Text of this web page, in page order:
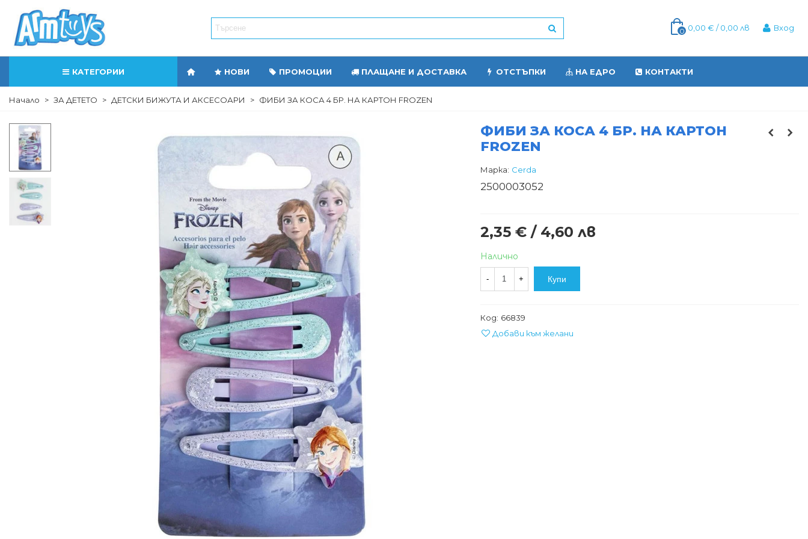
0 0,00 € / 0,00 лв Вход
КАТЕГОРИИ НОВИ ПРОМОЦИИ ПЛАЩАНЕ И ДОСТАВКА ОТСТЪПКИ НА ЕДРО КОНТАКТИ
Начало > ЗА ДЕТЕТО > ДЕТСКИ БИЖУТА И АКСЕСОАРИ > ФИБИ ЗА КОСА 4 БР. НА КАРТОН FROZEN
ФИБИ ЗА КОСА 4 БР. НА КАРТОН
FROZEN
Марка: Cerda
2500003052
2,35 € / 4,60 лв
Налично
- + Купи
Код: 66839
Добави към желани